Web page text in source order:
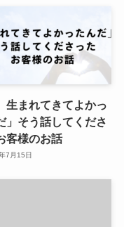
生まれてきてよかっ
」そう話してくださ
客様のお話
7月15日